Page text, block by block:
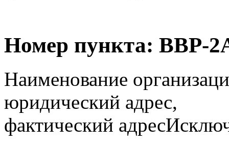
Номер пункта: ВВР-
Наименование
юридический адрес,
фактический адрес